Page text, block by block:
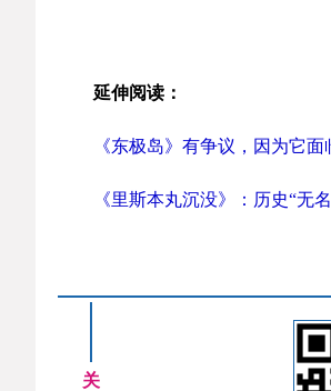
延伸阅读：
《东极岛》有争议，因为它
《里斯本丸沉没》：历史“无
关